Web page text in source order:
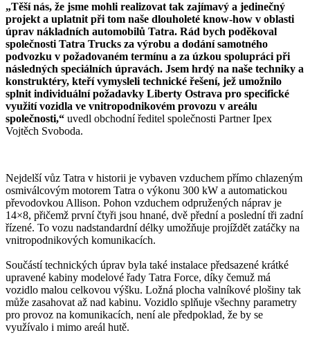
„Těší nás, že jsme mohli realizovat tak zajímavý a jedinečný
projekt a uplatnit při tom naše dlouholeté know-how v oblasti
úprav nákladních automobilů Tatra. Rád bych poděkoval
společnosti Tatra Trucks za výrobu a dodání samotného
podvozku v požadovaném termínu a za úzkou spolupráci při
následných speciálních úpravách. Jsem hrdý na naše techniky a
konstruktéry, kteří vymysleli technické řešení, jež umožnilo
splnit individuální požadavky Liberty Ostrava pro specifické
využití vozidla ve vnitropodnikovém provozu v areálu
společnosti,“ uvedl obchodní ředitel společnosti Partner Ipex
Vojtěch Svoboda.
Nejdelší vůz Tatra v historii je vybaven vzduchem přímo chlazeným
osmiválcovým motorem Tatra o výkonu 300 kW a automatickou
převodovkou Allison. Pohon vzduchem odpružených náprav je
14×8, přičemž první čtyři jsou hnané, dvě přední a poslední tři zadní
řízené. To vozu nadstandardní délky umožňuje projíždět zatáčky na
vnitropodnikových komunikacích.
Součástí technických úprav byla také instalace předsazené krátké
upravené kabiny modelové řady Tatra Force, díky čemuž má
vozidlo malou celkovou výšku. Ložná plocha valníkové plošiny tak
může zasahovat až nad kabinu. Vozidlo splňuje všechny parametry
pro provoz na komunikacích, není ale předpoklad, že by se
využívalo i mimo areál hutě.